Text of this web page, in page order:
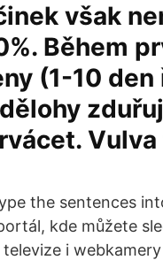
však
Během
(1-10 den
Vulva
the sentences
kde můžete
televize i